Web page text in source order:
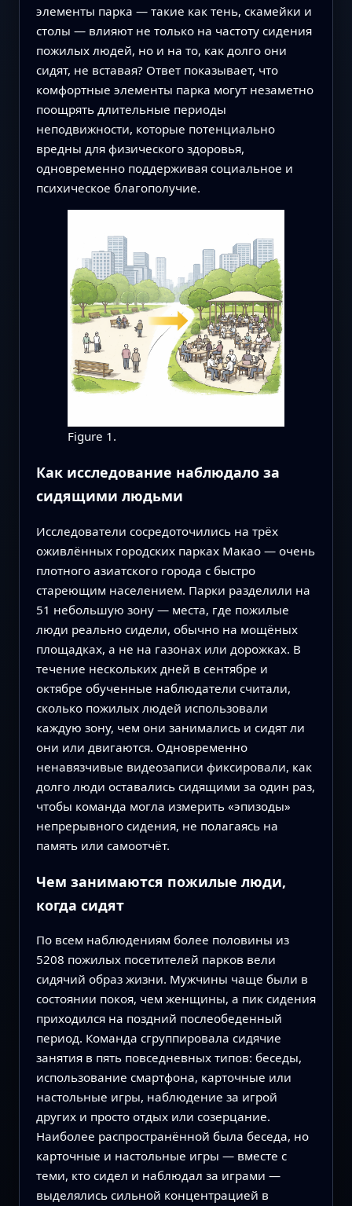
элементы парка — такие как тень, скамейки и
столы — влияют не только на частоту сидения
пожилых людей, но и на то, как долго они
сидят, не вставая? Ответ показывает, что
комфортные элементы парка могут незаметно
поощрять длительные периоды
неподвижности, которые потенциально
вредны для физического здоровья,
одновременно поддерживая социальное и
психическое благополучие.
Figure 1.
Как исследование наблюдало за
сидящими людьми
Исследователи сосредоточились на трёх
оживлённых городских парках Макао — очень
плотного азиатского города с быстро
стареющим населением. Парки разделили на
51 небольшую зону — места, где пожилые
люди реально сидели, обычно на мощёных
площадках, а не на газонах или дорожках. В
течение нескольких дней в сентябре и
октябре обученные наблюдатели считали,
сколько пожилых людей использовали
каждую зону, чем они занимались и сидят ли
они или двигаются. Одновременно
ненавязчивые видеозаписи фиксировали, как
долго люди оставались сидящими за один раз,
чтобы команда могла измерить «эпизоды»
непрерывного сидения, не полагаясь на
память или самоотчёт.
Чем занимаются пожилые люди,
когда сидят
По всем наблюдениям более половины из
5208 пожилых посетителей парков вели
сидячий образ жизни. Мужчины чаще были в
состоянии покоя, чем женщины, а пик сидения
приходился на поздний послеобеденный
период. Команда сгруппировала сидячие
занятия в пять повседневных типов: беседы,
использование смартфона, карточные или
настольные игры, наблюдение за игрой
других и просто отдых или созерцание.
Наиболее распространённой была беседа, но
карточные и настольные игры — вместе с
теми, кто сидел и наблюдал за играми —
выделялись сильной концентрацией в